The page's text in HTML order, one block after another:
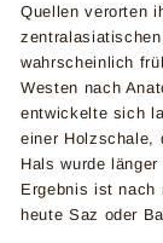
Quellen verorten
wahrscheinlich
Westen nach
entwickelte sich
einer Holzschale,
Hals wurde
Ergebnis ist nach
heute Saz oder